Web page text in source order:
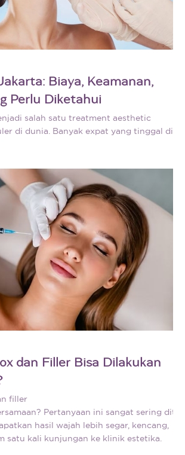
Biaya, Keamanan,
Perlu Diketahui
salah satu treatment aesthetic
di dunia. Banyak expat yang tinggal di
dan Filler Bisa Dilakukan
filler
Pertanyaan ini sangat sering
hasil wajah lebih segar, kencang,
satu kali kunjungan ke klinik estetika.